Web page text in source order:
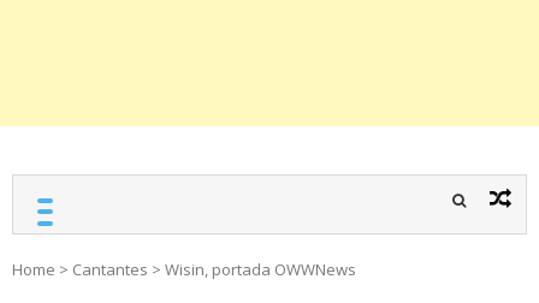
Home > Cantantes > Wisin, portada OWWNews